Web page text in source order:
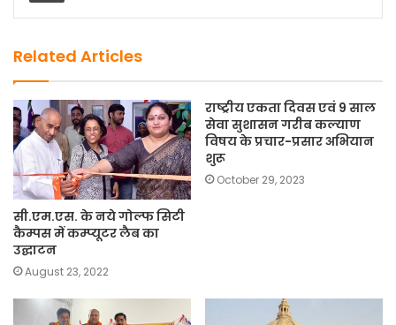
k
Related Articles
सी.एम.एस. के नये गोल्फ सिटी
कैम्पस में कम्प्यूटर लैब का
उद्घाटन
August 23, 2022
राष्ट्रीय एकता दिवस एवं 9 साल
सेवा सुशासन गरीब कल्याण
विषय के प्रचार-प्रसार अभियान
शुरू
October 29, 2023